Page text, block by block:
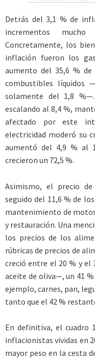
Detrás del 3,1 % de
incrementos
Concretamente, los
inflación fueron los
aumento del 35,6 %
combustibles líquidos
solamente del 1,8
escalando al 8,4 %,
afectado por este
electricidad moderó su
aumentó del 4,9 % al
crecieron un 72,5 %.
Asimismo, el precio
seguido del 11,6 % de
mantenimiento de
y restauración. Una
los precios de los
rúbricas de precios de
creció entre el 20 % y el
aceite de oliva—, un 41
ejemplo, carnes, pan,
tanto que el 42 %
En definitiva, el cuadro
inflacionistas vividas en
mayor peso en la cesta